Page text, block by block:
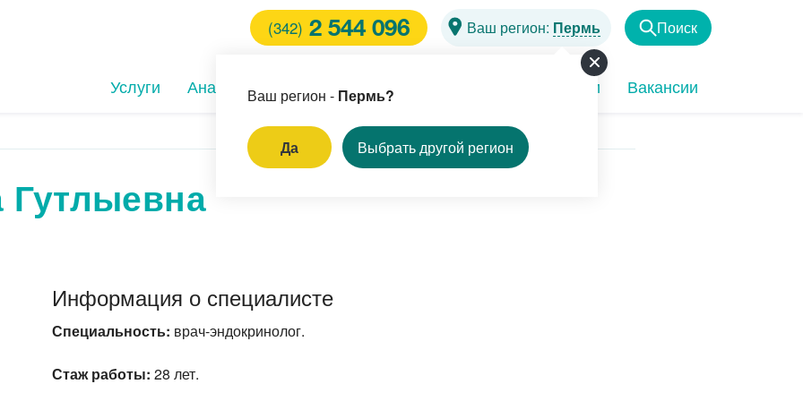
(342) 2 544 096 Ваш регион: Пермь
Ваш регион - Пермь?
Да Выбрать другой регион
Поиск
Услуги Анализы Клиники Врачи Акции Вакансии
родинок и
коррекция зрения
Гутлыевна
Информация о специалисте
Специальность: врач-эндокринолог.
Стаж работы: 28 лет.